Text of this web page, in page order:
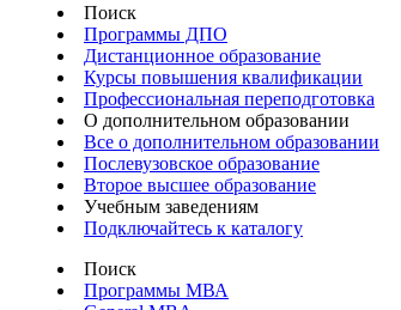
Поиск
Программы ДПО
Дистанционное образование
Курсы повышения квалификации
Профессиональная переподготовка
О дополнительном образовании
Все о дополнительном образовании
Послевузовское образование
Второе высшее образование
Учебным заведениям
Подключайтесь к каталогу
Поиск
Программы МВА